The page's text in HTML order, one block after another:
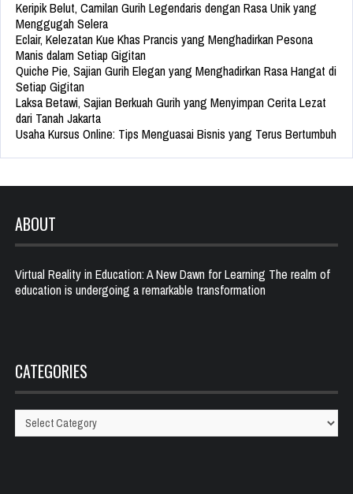
Keripik Belut, Camilan Gurih Legendaris dengan Rasa Unik yang
Menggugah Selera
Eclair, Kelezatan Kue Khas Prancis yang Menghadirkan Pesona
Manis dalam Setiap Gigitan
Quiche Pie, Sajian Gurih Elegan yang Menghadirkan Rasa Hangat di
Setiap Gigitan
Laksa Betawi, Sajian Berkuah Gurih yang Menyimpan Cerita Lezat
dari Tanah Jakarta
Usaha Kursus Online: Tips Menguasai Bisnis yang Terus Bertumbuh
ABOUT
Virtual Reality in Education: A New Dawn for Learning The realm of
education is undergoing a remarkable transformation
CATEGORIES
Categories